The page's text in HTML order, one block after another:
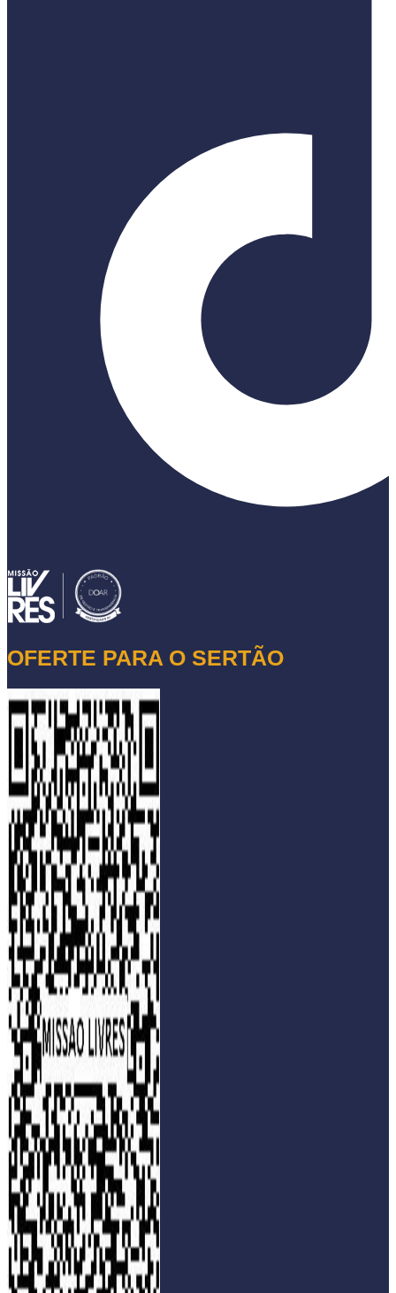
OFERTE PARA O SERTÃO